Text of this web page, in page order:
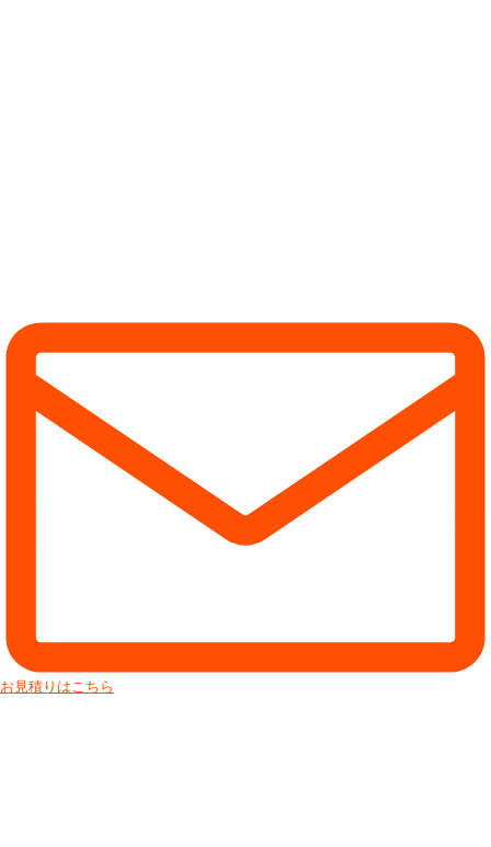
お見積りはこちら